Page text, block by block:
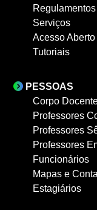
Serviços
Acesso Aberto
Tutoriais
PESSOAS
Corpo
Professores
Professores
Professores
Funcionários
Mapas e
Estagiários